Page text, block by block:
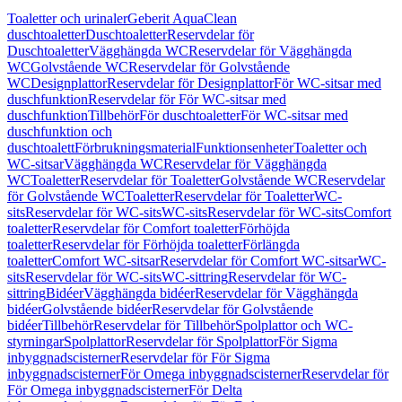
Toaletter och urinalerGeberit AquaClean
duschtoaletterDuschtoaletterReservdelar för
DuschtoaletterVägghängda WCReservdelar för Vägghängda
WCGolvstående WCReservdelar för Golvstående
WCDesignplattorReservdelar för DesignplattorFör WC-sitsar med
duschfunktionReservdelar för För WC-sitsar med
duschfunktionTillbehörFör duschtoaletterFör WC-sitsar med
duschfunktion och
duschtoalettFörbrukningsmaterialFunktionsenheterToaletter och
WC-sitsarVägghängda WCReservdelar för Vägghängda
WCToaletterReservdelar för ToaletterGolvstående WCReservdelar
för Golvstående WCToaletterReservdelar för ToaletterWC-
sitsReservdelar för WC-sitsWC-sitsReservdelar för WC-sitsComfort
toaletterReservdelar för Comfort toaletterFörhöjda
toaletterReservdelar för Förhöjda toaletterFörlängda
toaletterComfort WC-sitsarReservdelar för Comfort WC-sitsarWC-
sitsReservdelar för WC-sitsWC-sittringReservdelar för WC-
sittringBidéerVägghängda bidéerReservdelar för Vägghängda
bidéerGolvstående bidéerReservdelar för Golvstående
bidéerTillbehörReservdelar för TillbehörSpolplattor och WC-
styrningarSpolplattorReservdelar för SpolplattorFör Sigma
inbyggnadscisternerReservdelar för För Sigma
inbyggnadscisternerFör Omega inbyggnadscisternerReservdelar för
För Omega inbyggnadscisternerFör Delta